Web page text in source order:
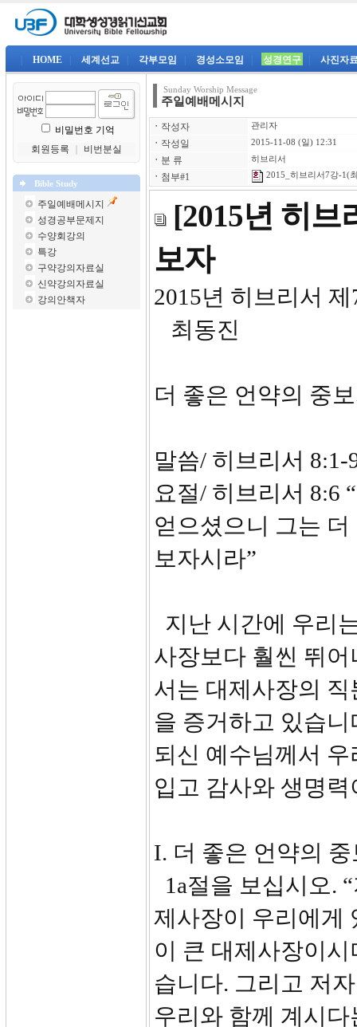
HOME 세계선교 각부모임 경성소모임 성경연구 사진자
비밀번호 기억
회원등록
비번분실
Bible Study
주일예배메시지
성경공부문제지
수양회강의
특강
구약강의자료실
신약강의자료실
강의안책자
Sunday Worship Message
주일예배메시지
ㆍ 작성자 관리자
ㆍ 작성일 2015-11-08 (일) 12:31
ㆍ 분 류 히브리서
ㆍ 첨부#1 2015_히브리서7강-1(
[2015년 히브
보자
2015년
최동진
더 좋은 언약의 중
말씀/ 히브리서 8:1-
요절/ 히브리서 8:6
얻으셨으니 그는
보자시라”
지난 시간에 우리
사장보다 훨씬 뛰
서는 대제사장의
을 증거하고 있습
되신 예수님께서
입고 감사와 생명
I. 더 좋은 언약의
1a절을 보십시오.
제사장이 우리에게
이 큰 대제사장이
습니다. 그리고 저
우리와 함께 계시